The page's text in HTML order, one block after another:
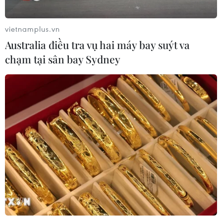
17 giờ ngày 7/8, mở cửa tràn xả mặt
điều tiết hồ chứa thủy điện Lai Châu
07/08/2026 07:28
Xem thêm
CƠ QUAN CHỦ QUẢN: THÔNG TẤN XÃ VIỆT NAM
vietnamplus.vn
Australia điều tra vụ hai máy bay suýt va
chạm tại sân bay Sydney